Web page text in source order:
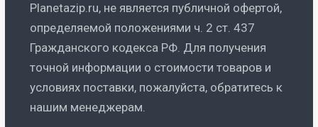
Planetazip.ru, не является публичной офертой,
определяемой положениями ч. 2 ст. 437
Гражданского кодекса РФ. Для получения
точной информации о стоимости товаров и
условиях поставки, пожалуйста, обратитесь к
нашим менеджерам.